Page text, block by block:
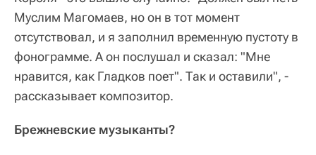
Муслим Магомаев, но он в тот момент
отсутствовал, и я заполнил временную пустоту в
фонограмме. А он послушал и сказал: "Мне
нравится, как Гладков поет". Так и оставили", -
рассказывает композитор.
Брежневские музыканты?